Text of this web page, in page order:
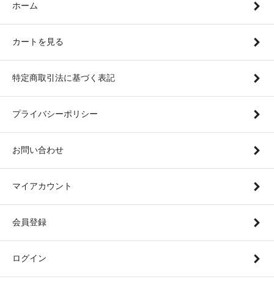
ホーム
カートを見る
特定商取引法に基づく表記
プライバシーポリシー
お問い合わせ
マイアカウント
会員登録
ログイン